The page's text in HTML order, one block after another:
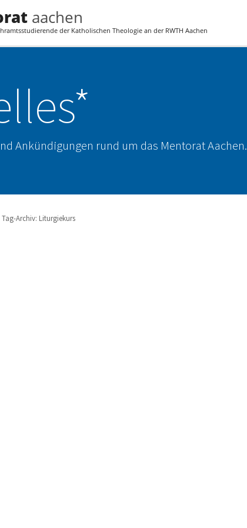
aachen
der Katholischen Theologie an der RWTH Aachen
Ankündigungen rund um das Mentorat Aachen.
Tag-Archiv: Liturgiekurs